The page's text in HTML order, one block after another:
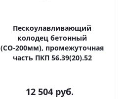
Пескоулавливающий
колодец бетонный
(СО-200мм), промежуточная
часть ПКП 56.39(20).52
12 504руб.